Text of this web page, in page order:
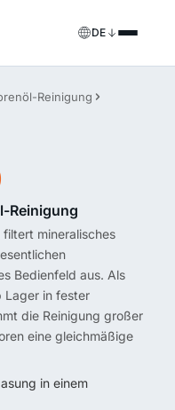
DE
Regenerierung
ECOIL
Reinigung
VACOIL
Reinigung
Reinigung
mineralisches
Bedienfeld aus. Als
Lager in fester
die Reinigung großer
eine gleichmäßige
in einem